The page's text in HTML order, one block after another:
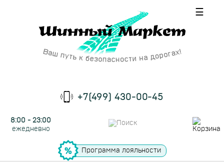
☰
+7(499) 430-00-45
8:00 - 23:00
ежедневно
Программа лояльности